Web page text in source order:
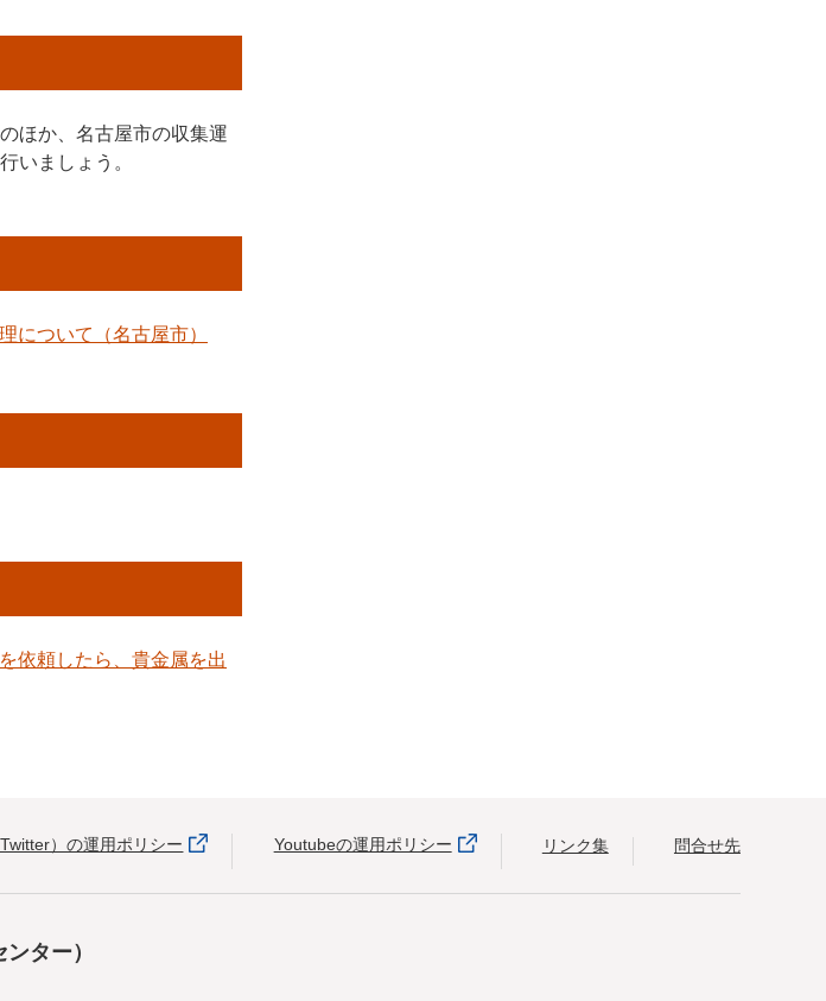
ほか、名古屋市の収集運
いましょう。
について（名古屋市）
依頼したら、貴金属を出
）の運用ポリシー Youtubeの運用ポリシー リンク集 問合せ先
ター）